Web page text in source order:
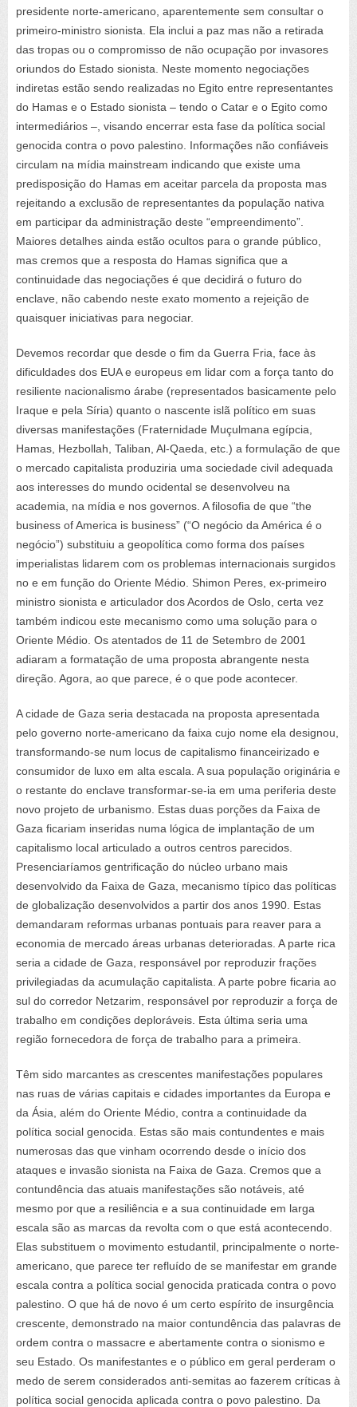
presidente norte-americano, aparentemente sem consultar o
primeiro-ministro sionista. Ela inclui a paz mas não a retirada
das tropas ou o compromisso de não ocupação por invasores
oriundos do Estado sionista. Neste momento negociações
indiretas estão sendo realizadas no Egito entre representantes
do Hamas e o Estado sionista – tendo o Catar e o Egito como
intermediários –, visando encerrar esta fase da política social
genocida contra o povo palestino. Informações não confiáveis
circulam na mídia mainstream indicando que existe uma
predisposição do Hamas em aceitar parcela da proposta mas
rejeitando a exclusão de representantes da população nativa
em participar da administração deste “empreendimento”.
Maiores detalhes ainda estão ocultos para o grande público,
mas cremos que a resposta do Hamas significa que a
continuidade das negociações é que decidirá o futuro do
enclave, não cabendo neste exato momento a rejeição de
quaisquer iniciativas para negociar.
Devemos recordar que desde o fim da Guerra Fria, face às
dificuldades dos EUA e europeus em lidar com a força tanto do
resiliente nacionalismo árabe (representados basicamente pelo
Iraque e pela Síria) quanto o nascente islã político em suas
diversas manifestações (Fraternidade Muçulmana egípcia,
Hamas, Hezbollah, Taliban, Al-Qaeda, etc.) a formulação de que
o mercado capitalista produziria uma sociedade civil adequada
aos interesses do mundo ocidental se desenvolveu na
academia, na mídia e nos governos. A filosofia de que “the
business of America is business” (“O negócio da América é o
negócio”) substituiu a geopolítica como forma dos países
imperialistas lidarem com os problemas internacionais surgidos
no e em função do Oriente Médio. Shimon Peres, ex-primeiro
ministro sionista e articulador dos Acordos de Oslo, certa vez
também indicou este mecanismo como uma solução para o
Oriente Médio. Os atentados de 11 de Setembro de 2001
adiaram a formatação de uma proposta abrangente nesta
direção. Agora, ao que parece, é o que pode acontecer.
A cidade de Gaza seria destacada na proposta apresentada
pelo governo norte-americano da faixa cujo nome ela designou,
transformando-se num locus de capitalismo financeirizado e
consumidor de luxo em alta escala. A sua população originária e
o restante do enclave transformar-se-ia em uma periferia deste
novo projeto de urbanismo. Estas duas porções da Faixa de
Gaza ficariam inseridas numa lógica de implantação de um
capitalismo local articulado a outros centros parecidos.
Presenciaríamos gentrificação do núcleo urbano mais
desenvolvido da Faixa de Gaza, mecanismo típico das políticas
de globalização desenvolvidos a partir dos anos 1990. Estas
demandaram reformas urbanas pontuais para reaver para a
economia de mercado áreas urbanas deterioradas. A parte rica
seria a cidade de Gaza, responsável por reproduzir frações
privilegiadas da acumulação capitalista. A parte pobre ficaria ao
sul do corredor Netzarim, responsável por reproduzir a força de
trabalho em condições deploráveis. Esta última seria uma
região fornecedora de força de trabalho para a primeira.
Têm sido marcantes as crescentes manifestações populares
nas ruas de várias capitais e cidades importantes da Europa e
da Ásia, além do Oriente Médio, contra a continuidade da
política social genocida. Estas são mais contundentes e mais
numerosas das que vinham ocorrendo desde o início dos
ataques e invasão sionista na Faixa de Gaza. Cremos que a
contundência das atuais manifestações são notáveis, até
mesmo por que a resiliência e a sua continuidade em larga
escala são as marcas da revolta com o que está acontecendo.
Elas substituem o movimento estudantil, principalmente o norte-
americano, que parece ter refluído de se manifestar em grande
escala contra a política social genocida praticada contra o povo
palestino. O que há de novo é um certo espírito de insurgência
crescente, demonstrado na maior contundência das palavras de
ordem contra o massacre e abertamente contra o sionismo e
seu Estado. Os manifestantes e o público em geral perderam o
medo de serem considerados anti-semitas ao fazerem críticas à
política social genocida aplicada contra o povo palestino. Da